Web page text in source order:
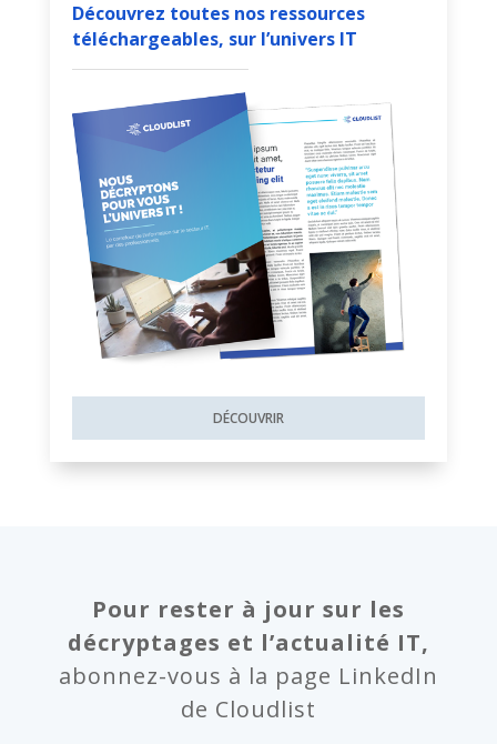
Découvrez toutes nos ressources
téléchargeables, sur l’univers IT
DÉCOUVRIR
Pour rester à jour sur les
décryptages et l’actualité IT,
abonnez-vous à la page LinkedIn
de Cloudlist